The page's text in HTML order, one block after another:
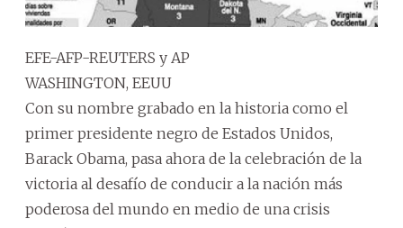
EFE-AFP-REUTERS y AP
WASHINGTON, EEUU
Con su nombre grabado en la historia como el
primer presidente negro de Estados Unidos,
Barack Obama, pasa ahora de la celebración de la
victoria al desafío de conducir a la nación más
poderosa del mundo en medio de una crisis